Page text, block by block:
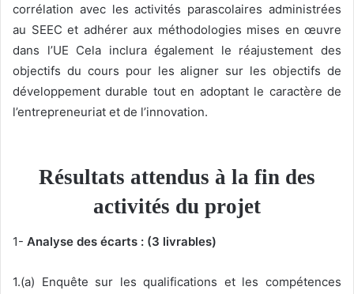
corrélation avec les activités parascolaires administrées
au SEEC et adhérer aux méthodologies mises en œuvre
dans l’UE Cela inclura également le réajustement des
objectifs du cours pour les aligner sur les objectifs de
développement durable tout en adoptant le caractère de
l’entrepreneuriat et de l’innovation.
Résultats attendus à la fin des
activités du projet
1- Analyse des écarts : (3 livrables)
1.(a) Enquête sur les qualifications et les compétences